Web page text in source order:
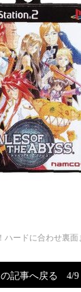
ハードに合わせ裏
の記事へ戻る 4/9